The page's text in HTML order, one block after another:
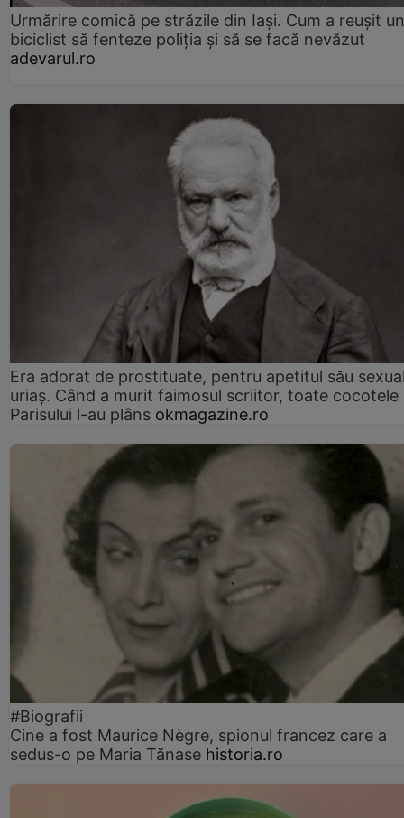
Urmărire comică pe străzile din Iași. Cum a reușit un
biciclist să fenteze poliția și să se facă nevăzut
adevarul.ro
Era adorat de prostituate, pentru apetitul său
uriaș. Când a murit faimosul scriitor, toate cocotele
Parisului l-au plâns okmagazine.ro
#Biografii
Cine a fost Maurice Nègre, spionul francez care a
sedus-o pe Maria Tănase historia.ro